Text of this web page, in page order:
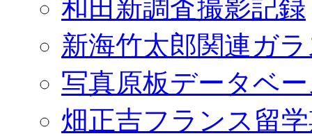
和田新調査撮影記録
新海竹太郎関連ガ
写真原板データベ
畑正吉フランス留